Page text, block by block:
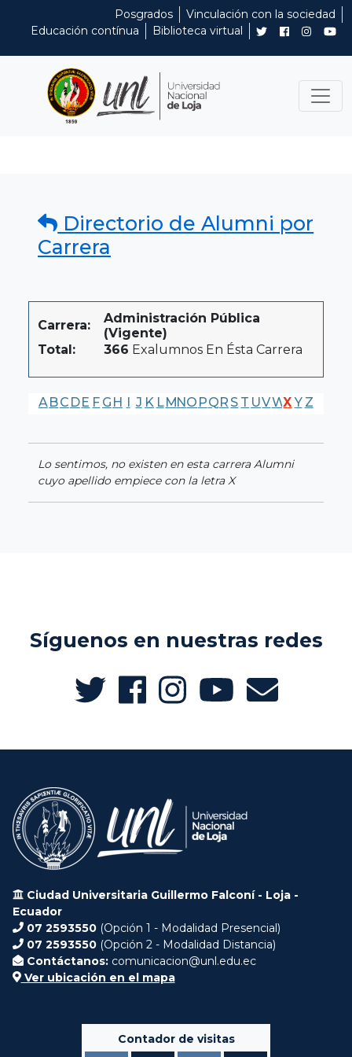
Posgrados
Vinculación con la sociedad
Educación contínua
Biblioteca virtual
Directorio de Alumni por
Carrera
Carrera:
Administración Pública
(Vigente)
Total:
366 Exalumnos En Ésta Carrera
A BC DE F G H I J K LMNO PQR S T UVWXY Z
Lo sentimos, no existen en esta carrera Alumni
cuyo apellido empiece con la letra X
Síguenos en nuestras redes
Ciudad Universitaria Guillermo Falconí - Loja -
Ecuador
07 2593550 (Opción 1 - Modalidad Presencial)
07 2593550 (Opción 2 - Modalidad Distancia)
Contáctanos: comunicacion@unl.edu.ec
Ver ubicación en el mapa
Contador de visitas